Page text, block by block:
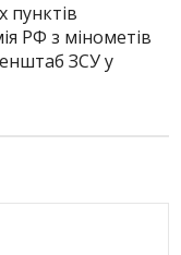
РФ з мінометів
ЗСУ у